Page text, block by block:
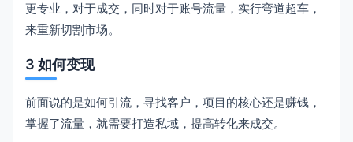
更专业，对于成交，同时对于账号流量，实行弯道超车，
来重新切割市场。
3 如何变现
前面说的是如何引流，寻找客户，项目的核心还是赚钱，
掌握了流量，就需要打造私域，提高转化来成交。